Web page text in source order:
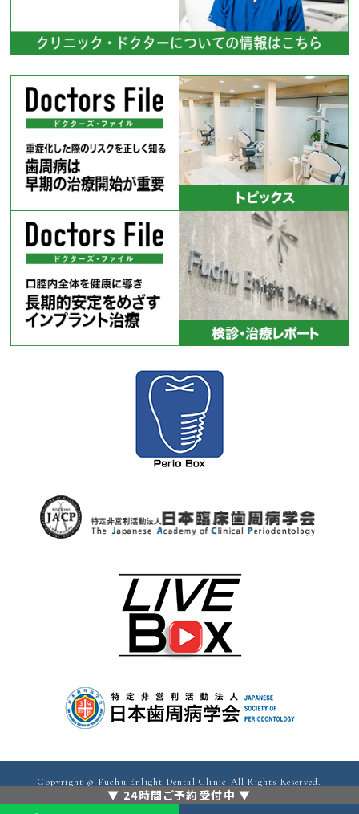
▼ 24時間ご予約受付中 ▼
Copyright © Fuchu Enlight Dental Clinic All Rights Reserved.